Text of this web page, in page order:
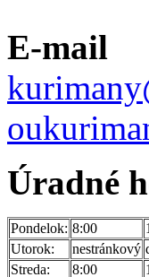
E-mail
Úradné
Pondelok: 8:00
Utorok:
nestránkový
Streda:
8:00